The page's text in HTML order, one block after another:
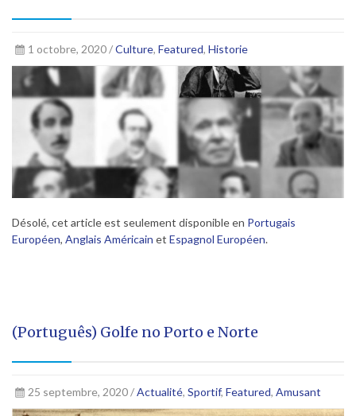
1 octobre, 2020 /Culture, Featured, Historie
Désolé, cet article est seulement disponible en Portugais
Européen, Anglais Américain et Espagnol Européen.
(Português) Golfe no Porto e Norte
25 septembre, 2020 /Actualité, Sportif, Featured, Amusant